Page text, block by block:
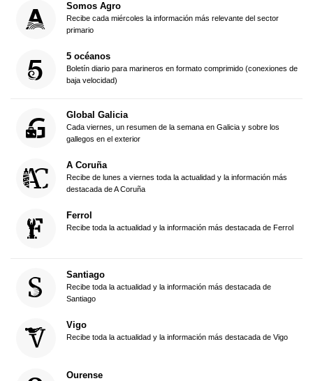
Somos Agro
Recibe cada miércoles la información más relevante del sector
primario
5 océanos
Boletín diario para marineros en formato comprimido (conexiones de
baja velocidad)
Global Galicia
Cada viernes, un resumen de la semana en Galicia y sobre los
gallegos en el exterior
A Coruña
Recibe de lunes a viernes toda la actualidad y la información más
destacada de A Coruña
Ferrol
Recibe toda la actualidad y la información más destacada de Ferrol
Santiago
Recibe toda la actualidad y la información más destacada de
Santiago
Vigo
Recibe toda la actualidad y la información más destacada de Vigo
Ourense